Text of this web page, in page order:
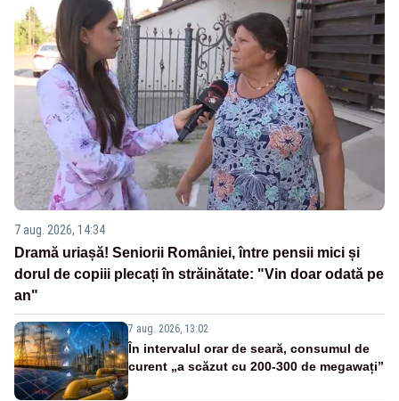
7 aug. 2026, 14:34
Dramă uriașă! Seniorii României, între pensii mici și
dorul de copiii plecați în străinătate: "Vin doar odată pe
an"
7 aug. 2026, 13:02
În intervalul orar de seară, consumul de
curent „a scăzut cu 200-300 de megawați”